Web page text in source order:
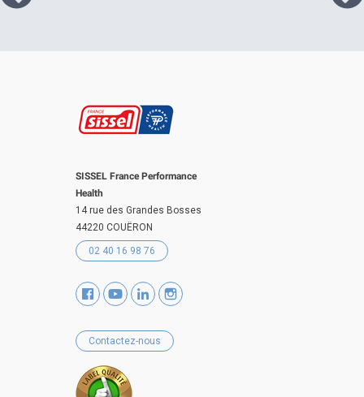
SISSEL France Performance
Health
14 rue des Grandes Bosses
44220 COUËRON
02 40 16 98 76
Contactez-nous